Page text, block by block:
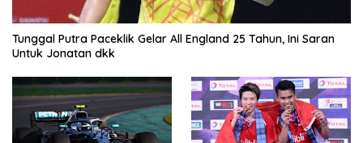
Tunggal Putra Paceklik Gelar All England 25 Tahun, Ini Saran
Untuk Jonatan dkk